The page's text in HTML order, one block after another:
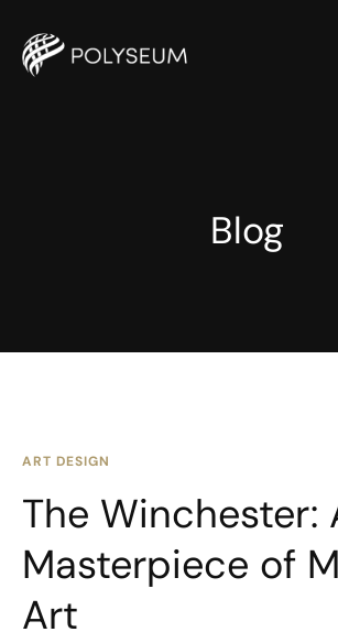
Blog
ART DESIGN
The Winchester:
Masterpiece of
Art